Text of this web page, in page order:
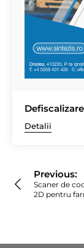
Detalii
articole
Previous:
Scaner de
2D pentru